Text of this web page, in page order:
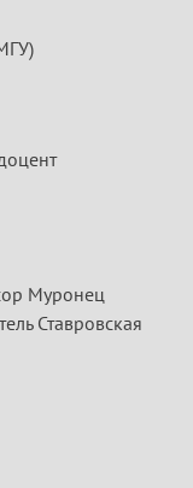
Муронец
Ставровская